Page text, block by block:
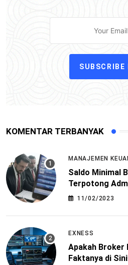
SUBSCRIBE
KOMENTAR TERBANYAK
MANAJEMEN
Saldo Minimal
Terpotong
11/02/2023
EXNESS
Apakah Broker
Faktanya di